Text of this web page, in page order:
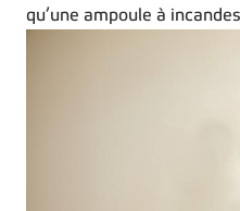
qu’une ampoule à